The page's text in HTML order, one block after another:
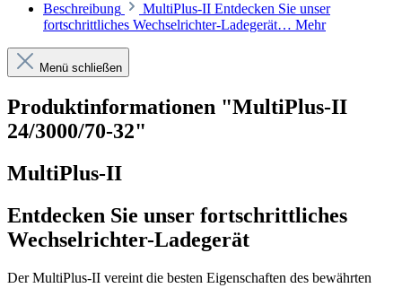
Beschreibung
MultiPlus-II Entdecken Sie unser
fortschrittliches Wechselrichter-Ladegerät… Mehr
Menü schließen
Produktinformationen "MultiPlus-II
24/3000/70-32"
MultiPlus-II
Entdecken Sie unser fortschrittliches
Wechselrichter-Ladegerät
Der MultiPlus-II vereint die besten Eigenschaften des bewährten